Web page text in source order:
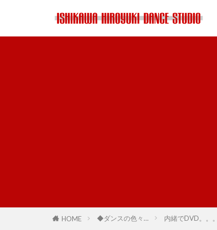
HOME ◆ダンスの色々… 内緒でDVD。。。